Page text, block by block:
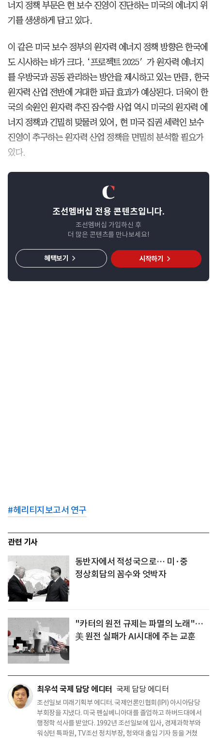
너지 정책 부문은 현 보수 진영이 진단하는 미국의 에너지 위
기를 생생하게 담고 있다.
이 같은 미국 보수 정부의 원자력 에너지 정책 방향은 한국에
도 시사하는 바가 크다. ‘프로젝트 2025′가 원자력 에너지
를 우방국과 공동 관리하는 방안을 제시하고 있는 만큼, 한국
원자력 산업 전반에 거대한 파급 효과가 예상된다. 더욱이 한
국의 숙원인 원자력 추진 잠수함 사업 역시 미국의 원자력 에
너지 정책과 긴밀히 맞물려 있어, 현 미국 집권 세력인 보수
진영이 추구하는 원자력 산업 정책을 면밀히 분석할 필요가
있다.
조선멤버십 전용 콘텐츠입니다.
조선멤버십 가입하신 후
더 많은 콘텐츠를 만나보세요!
시작하기
혜택보기
#헤리티지보고서 연구
관련 기사
동반자에서 적성국으로… 미·중
정상회담의 꼼수와 엇박자
"카터의 원전 규제는 파멸의 노래"…
美 원전 실패가 AI시대에 주는 교훈
최우석 국제 담당 에디터 국제 담당 에디터
조선일보 미래기획부 에디터. 국제언론인협회(IPI) 아시아담당
부회장을 지냈다. 미국 펜실베니아대를 졸업하고 하버드대에서
행정학 석사를 받았다. 1992년 조선일보에 입사, 경제과학부와
워싱턴 특파원, TV조선 정치부장, 청와대 출입 기자 등을 거쳤